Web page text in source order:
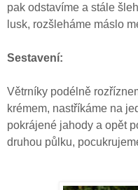
pak odstavíme a stále
lusk, rozšleháme máslo
Sestavení:
Větrníky podélně
krémem, nastříkáme na
pokrájené jahody a opět
druhou půlku,